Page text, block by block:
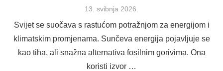
Posted
13. svibnja 2026.
Svijet se suočava s rastućom potražnjom za energijom i
klimatskim promjenama. Sunčeva energija pojavljuje se
kao tiha, ali snažna alternativa fosilnim gorivima. Ona
koristi izvor …